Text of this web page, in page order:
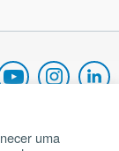
uma